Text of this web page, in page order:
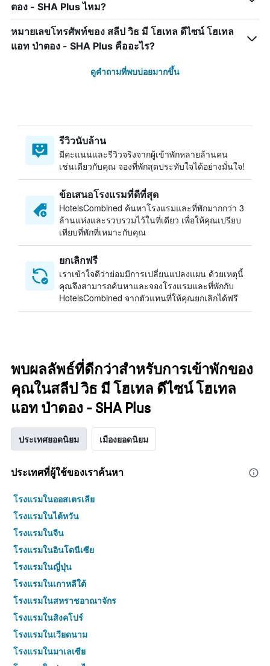
ตอง - SHA Plus ไหม?
หมายเลขโทรศัพท์ของ สลีป วิธ มี โฮเทล ดีไซน์ โฮเทล
แอท ป่าตอง - SHA Plus คืออะไร?
ดูคำถามที่พบบ่อยมากขึ้น
รีวิวนับล้าน
มีคะแนนและรีวิวจริงจากผู้เข้าพักหลายล้านคน
เช่นเดียวกับคุณ จองที่พักสุดประทับใจได้อย่างมั่นใจ!
ข้อเสนอโรงแรมที่ดีที่สุด
HotelsCombined ค้นหาโรงแรมและที่พักมากกว่า 3
ล้านแห่งและรวบรวมไว้ในที่เดียว เพื่อให้คุณเปรียบ
เทียบที่พักที่เหมาะกับคุณ
ยกเลิกฟรี
เราเข้าใจดีว่าย่อมมีการเปลี่ยนแปลงแผน ด้วยเหตุนี้
คุณจึงสามารถค้นหาและจองโรงแรมและที่พักกับ
HotelsCombined จากตัวแทนที่ให้คุณยกเลิกได้ฟรี
พบผลลัพธ์ที่ดีกว่าสำหรับการเข้าพักของ
คุณในสลีป วิธ มี โฮเทล ดีไซน์ โฮเทล
แอท ป่าตอง - SHA Plus
ประเทศยอดนิยม เมืองยอดนิยม
ประเทศที่ผู้ใช้ของเราค้นหา
โรงแรมในออสเตรเลีย
โรงแรมในไต้หวัน
โรงแรมในจีน
โรงแรมในอินโดนีเซีย
โรงแรมในญี่ปุ่น
โรงแรมในเกาหลีใต้
โรงแรมในสหราชอาณาจักร
โรงแรมในสิงคโปร์
โรงแรมในเวียดนาม
โรงแรมในมาเลเซีย